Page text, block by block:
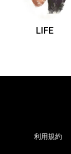
LIFE
利用規約